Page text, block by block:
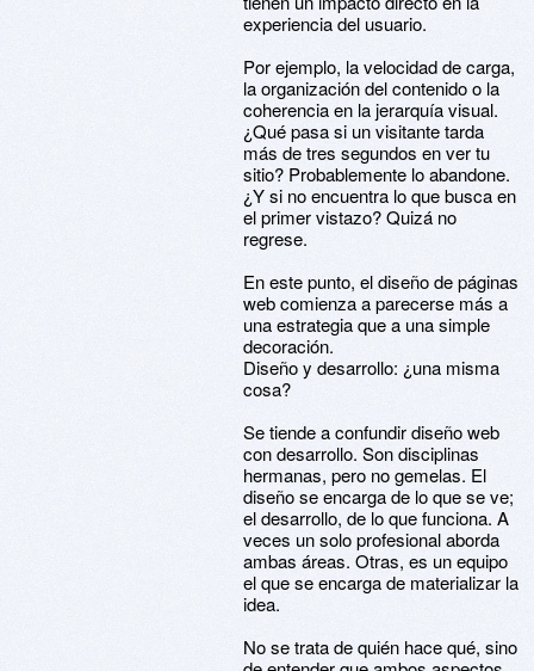
experiencia del usuario.
Por ejemplo, la velocidad de carga,
la organización del contenido o la
coherencia en la jerarquía visual.
¿Qué pasa si un visitante tarda
más de tres segundos en ver tu
sitio? Probablemente lo abandone.
¿Y si no encuentra lo que busca en
el primer vistazo? Quizá no
regrese.
En este punto, el diseño de páginas
web comienza a parecerse más a
una estrategia que a una simple
decoración.
Diseño y desarrollo: ¿una misma
cosa?
Se tiende a confundir diseño web
con desarrollo. Son disciplinas
hermanas, pero no gemelas. El
diseño se encarga de lo que se ve;
el desarrollo, de lo que funciona. A
veces un solo profesional aborda
ambas áreas. Otras, es un equipo
el que se encarga de materializar la
idea.
No se trata de quién hace qué, sino